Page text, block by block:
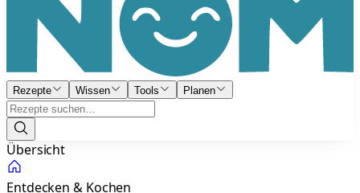
Rezepte Wissen Tools Planen
Übersicht
Entdecken & Kochen